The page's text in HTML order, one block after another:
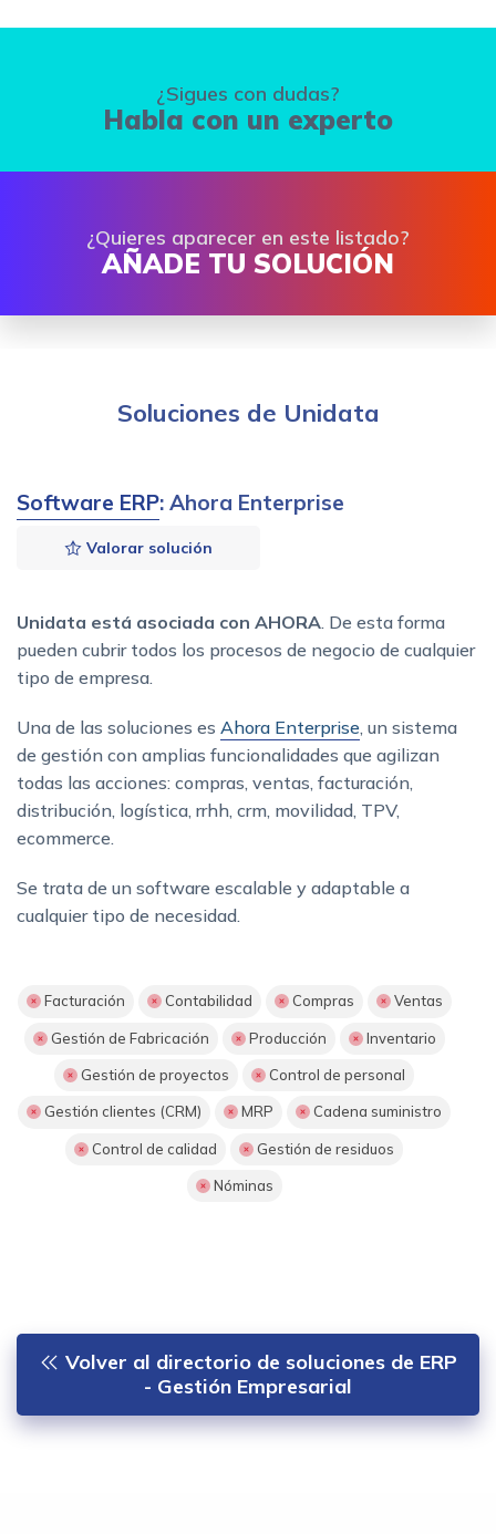
¿Sigues con dudas?
Habla con un experto
¿Quieres aparecer en este listado?
AÑADE TU SOLUCIÓN
Soluciones de Unidata
Software ERP: Ahora Enterprise
Valorar solución
Unidata está asociada con AHORA. De esta forma
pueden cubrir todos los procesos de negocio de cualquier
tipo de empresa.
Una de las soluciones es Ahora Enterprise, un sistema
de gestión con amplias funcionalidades que agilizan
todas las acciones: compras, ventas, facturación,
distribución, logística, rrhh, crm, movilidad, TPV,
ecommerce.
Se trata de un software escalable y adaptable a
cualquier tipo de necesidad.
Facturación Contabilidad Compras Ventas
Gestión de Fabricación Producción Inventario
Gestión de proyectos Control de personal
Gestión clientes (CRM) MRP Cadena suministro
Control de calidad Gestión de residuos
Nóminas
Volver al directorio de soluciones de ERP
- Gestión Empresarial